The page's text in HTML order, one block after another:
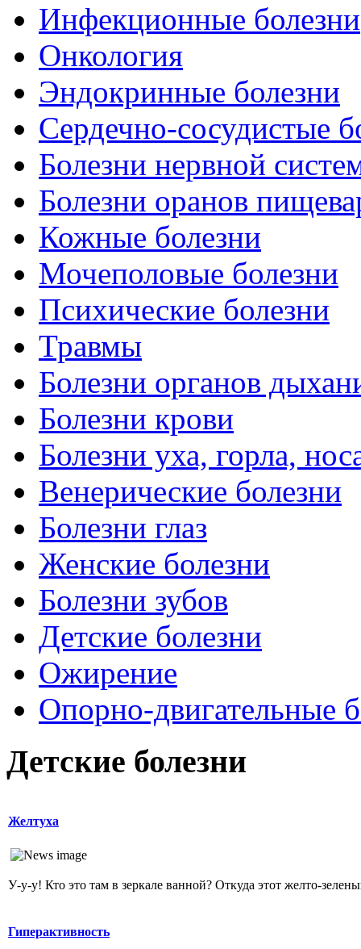
Инфекционные болезни
Онкология
Эндокринные болезни
Сердечно-сосудистые
Болезни нервной
Болезни оранов
Кожные болезни
Мочеполовые болезни
Психические болезни
Травмы
Болезни органов
Болезни крови
Болезни уха, горла,
Венерические болезни
Болезни глаз
Женские болезни
Болезни зубов
Детские болезни
Ожирение
Опopно-двигательные
Детские болезни
Желтуха
У-у-у! Кто это там в зеркале ванной? Откуда этот желто-
Гиперактивность